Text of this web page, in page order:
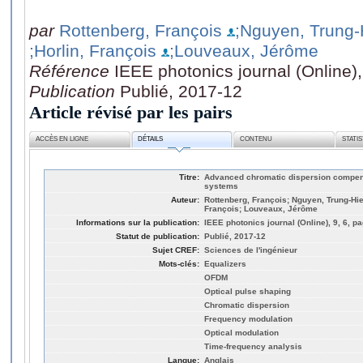
par Rottenberg, François
;Nguyen,
;Horlin, François
;Louveaux, Jérôme
Référence IEEE photonics journal
Publication Publié, 2017-12
Article révisé par les pairs
ACCÈS EN LIGNE DÉTAILS CONTENU
Titre: Advanced chromatic dispersion
systems
Auteur: Rottenberg, François; Nguyen, Trung-
François; Louveaux, Jérôme
Informations sur la publication: IEEE photonics journal (Online), 9, 6,
Statut de publication: Publié, 2017-12
Sujet CREF: Sciences de l'ingénieur
Mots-clés: Equalizers
OFDM
Optical pulse shaping
Chromatic dispersion
Frequency modulation
Optical modulation
Time-frequency analysis
Langue: Anglais